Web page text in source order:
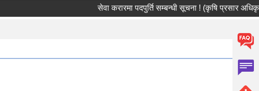
सेवा करारमा पदपुर्ति सम्बन्धी सूचना ! (कृषि प्रसार अधिकृत/